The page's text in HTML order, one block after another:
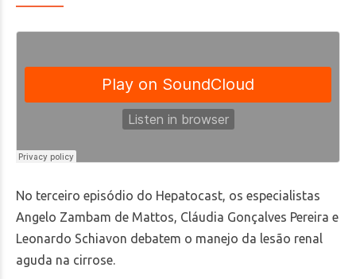
No terceiro episódio do Hepatocast, os especialistas
Angelo Zambam de Mattos, Cláudia Gonçalves Pereira e
Leonardo Schiavon debatem o manejo da lesão renal
aguda na cirrose.